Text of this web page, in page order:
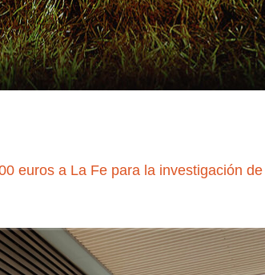
euros a La Fe para la investigación